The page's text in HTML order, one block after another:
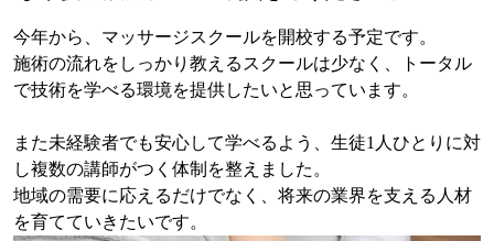
今年から、マッサージスクールを開校する予定です。
施術の流れをしっかり教えるスクールは少なく、トータル
で技術を学べる環境を提供したいと思っています。
また未経験者でも安心して学べるよう、生徒1人ひとりに対
し複数の講師がつく体制を整えました。
地域の需要に応えるだけでなく、将来の業界を支える人材
を育てていきたいです。